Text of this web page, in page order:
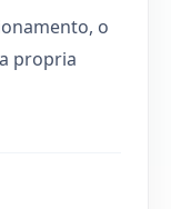
o
propria